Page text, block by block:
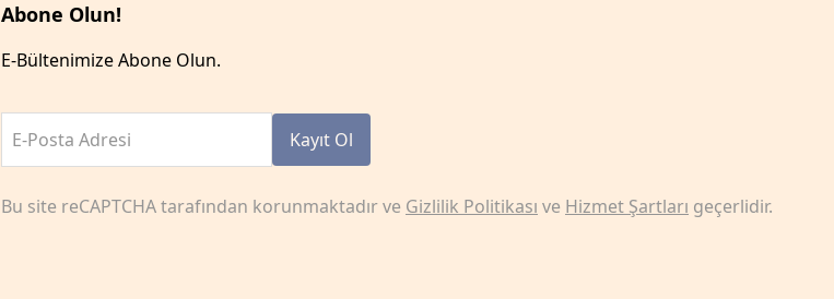
Abone Olun!
E-Bültenimize Abone Olun.
E-Posta Adresi Kayıt Ol
Bu site reCAPTCHA tarafından korunmaktadır ve Gizlilik Politikası ve Hizmet Şartları geçerlidir.